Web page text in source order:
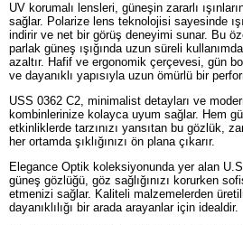
UV korumalı lensleri, güneşin zararlı
sağlar. Polarize lens teknolojisi sayesinde
indirir ve net bir görüş deneyimi sunar. Bu
parlak güneş ışığında uzun süreli
azaltır. Hafif ve ergonomik çerçevesi, gün
ve dayanıklı yapısıyla uzun ömürlü bir
USS 0362 C2, minimalist detayları ve
kombinlerinize kolayca uyum sağlar. Hem
etkinliklerde tarzınızı yansıtan bu gözlük,
her ortamda şıklığınızı ön plana çıkarır.
Elegance Optik koleksiyonunda yer alan
güneş gözlüğü, göz sağlığınızı korurken
etmenizi sağlar. Kaliteli malzemelerden
dayanıklılığı bir arada arayanlar için idealdir.